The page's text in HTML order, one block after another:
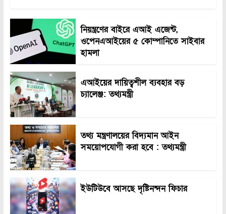
নিয়ন্ত্রণের বাইরে এআই এজেন্ট,
ওপেনএআইয়ের ৫ কোম্পানিতে সাইবার
হামলা
এআইয়ের দায়িত্বশীল ব্যবহার বড়
চ্যালেঞ্জ: তথ্যমন্ত্রী
তথ্য মন্ত্রণালয়ের বিদ্যমান আইন
সময়োপযোগী করা হবে : তথ্যমন্ত্রী
ইউটিউবে আসছে দৃষ্টিনন্দন ফিচার